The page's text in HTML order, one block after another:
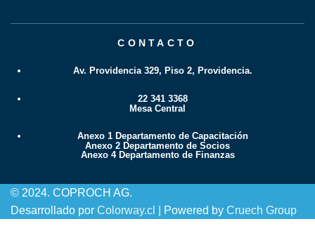
CONTACTO
Av. Providencia 329, Piso 2, Providencia.
22 341 3368
Mesa Central
Anexo 1 Departamento de Capacitación
Anexo 2 Departamento de Socios
Anexo 4 Departamento de Finanzas
© 2024. COPROCH AG.
Desarrollado por Colorway.cl | Powered by Cruech Group